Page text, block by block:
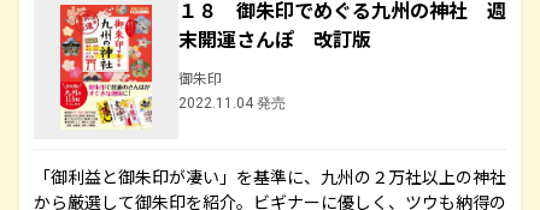
１８ 御朱印でめぐる九州の神社 週
末開運さんぽ 改訂版
御朱印
2022.11.04 発売
「御利益と御朱印が凄い」を基準に、九州の２万社以上の神社
から厳選して御朱印を紹介。ビギナーに優しく、ツウも納得の